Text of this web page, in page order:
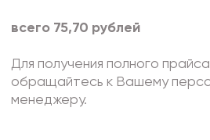
всего 75,70 рублей
Для получения полного
обращайтесь к Вашему
менеджеру.